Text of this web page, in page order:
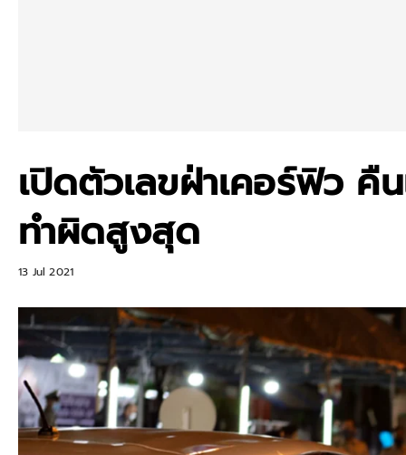
เปิดตัวเลขฝ่าเคอร์ฟิว
ทำผิดสูงสุด
13 Jul 2021